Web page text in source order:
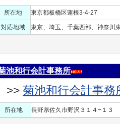
所在地 東京都板橋区蓮根3-4-27
対応地域 東京、埼玉、千葉西部、神奈川
池和行会計事務所
>> 菊池和行会計事務
所在地 長野県佐久市野沢３１４−１３